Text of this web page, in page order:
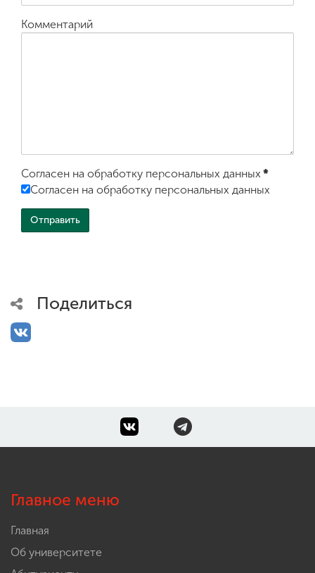
Комментарий
Согласен на обработку персональных данных *
Согласен на обработку персональных данных
Поделиться
Главное меню
Главная
Об университете